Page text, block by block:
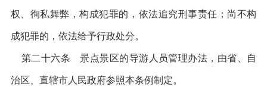
权、徇私舞弊，构成犯罪的，依法追究刑事责任；尚不构
成犯罪的，依法给予行政处分。
第二十六条 景点景区的导游人员管理办法，由省、自
治区、直辖市人民政府参照本条例制定。